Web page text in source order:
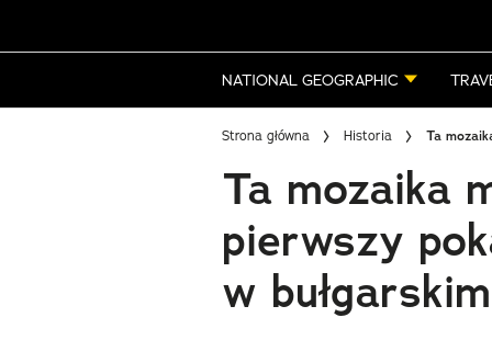
NATIONAL GEOGRAPHIC
Strona główna Historia Ta
Ta mozaika
pierwszy
w